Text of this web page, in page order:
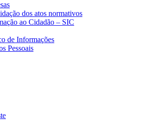
dos atos normativos
ao Cidadão – SIC
de Informações
Pessoais